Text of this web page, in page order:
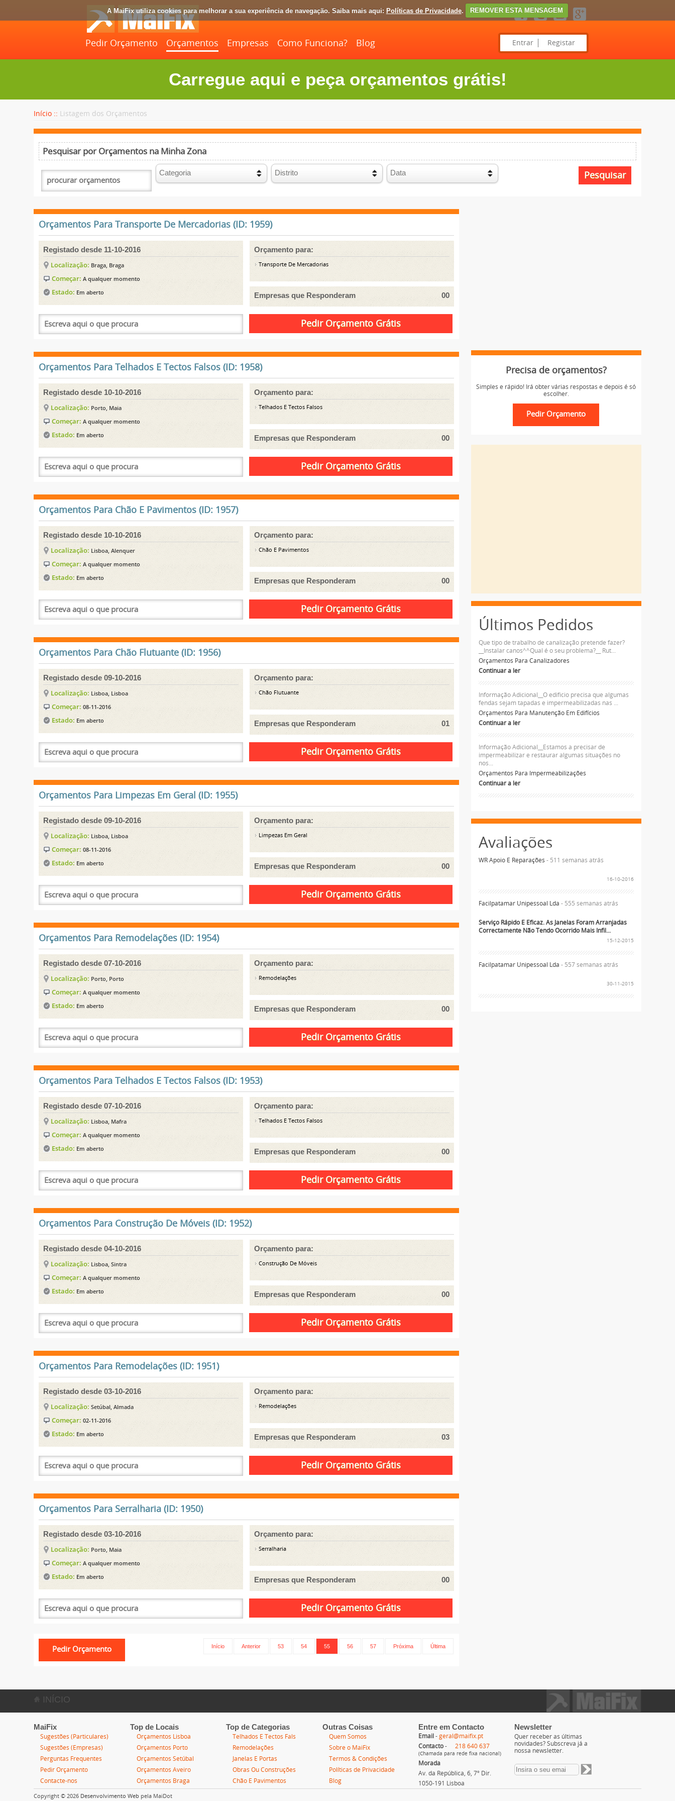
A MaiFix utiliza cookies para melhorar a sua experiência de navegação. Saiba mais aqui: Políticas de Privacidade. REMOVER ESTA MENSAGEM
Pedir Orçamento Orçamentos Empresas Como Funciona? Blog Entrar Registar
Carregue aqui e peça orçamentos grátis!
Início :: Listagem dos Orçamentos
Pesquisar por Orçamentos na Minha Zona
Orçamentos Para Transporte De Mercadorias (ID: 1959)
Registado desde 11-10-2016
Localização: Braga, Braga
Começar:A qualquer momento
Estado: Em aberto
Orçamento para:
Transporte De Mercadorias
Empresas que Responderam 00
Orçamentos Para Telhados E Tectos Falsos (ID: 1958)
Registado desde 10-10-2016
Localização: Porto, Maia
Começar:A qualquer momento
Estado: Em aberto
Orçamento para:
Telhados E Tectos Falsos
Empresas que Responderam 00
Orçamentos Para Chão E Pavimentos (ID: 1957)
Registado desde 10-10-2016
Localização: Lisboa, Alenquer
Começar:A qualquer momento
Estado: Em aberto
Orçamento para:
Chão E Pavimentos
Empresas que Responderam 00
Orçamentos Para Chão Flutuante (ID: 1956)
Registado desde 09-10-2016
Localização: Lisboa, Lisboa
Começar:08-11-2016
Estado: Em aberto
Orçamento para:
Chão Flutuante
Empresas que Responderam 01
Orçamentos Para Limpezas Em Geral (ID: 1955)
Registado desde 09-10-2016
Localização: Lisboa, Lisboa
Começar:08-11-2016
Estado: Em aberto
Orçamento para:
Limpezas Em Geral
Empresas que Responderam 00
Orçamentos Para Remodelações (ID: 1954)
Registado desde 07-10-2016
Localização: Porto, Porto
Começar:A qualquer momento
Estado: Em aberto
Orçamento para:
Remodelações
Empresas que Responderam 00
Orçamentos Para Telhados E Tectos Falsos (ID: 1953)
Registado desde 07-10-2016
Localização: Lisboa, Mafra
Começar:A qualquer momento
Estado: Em aberto
Orçamento para:
Telhados E Tectos Falsos
Empresas que Responderam 00
Orçamentos Para Construção De Móveis (ID: 1952)
Registado desde 04-10-2016
Localização: Lisboa, Sintra
Começar:A qualquer momento
Estado: Em aberto
Orçamento para:
Construção De Móveis
Empresas que Responderam 00
Orçamentos Para Remodelações (ID: 1951)
Registado desde 03-10-2016
Localização:Setúbal, Almada
Começar:02-11-2016
Estado: Em aberto
Orçamento para:
Remodelações
Empresas que Responderam 03
Orçamentos Para Serralharia (ID: 1950)
Registado desde 03-10-2016
Localização: Porto, Maia
Começar:A qualquer momento
Estado: Em aberto
Orçamento para:
Serralharia
Empresas que Responderam 00
Início Anterior 53 54 55 56 57 Próxima Última
Precisa de orçamentos?
Simples e rápido! Irá obter várias respostas e depois é só
escolher.
Últimos Pedidos
Que tipo de trabalho de canalização pretende fazer?
__Instalar canos^^Qual é o seu problema?__ Rut...
Orçamentos Para Canalizadores
Continuar a ler
Informação Adicional__O edificio precisa que algumas
fendas sejam tapadas e impermeabilizadas nas ...
Orçamentos Para Manutenção Em Edifícios
Continuar a ler
Informação Adicional__Estamos a precisar de
impermeabilizar e restaurar algumas situações no
nos...
Orçamentos Para Impermeabilizações
Continuar a ler
Avaliações
WR Apoio E Reparações - 511 semanas atrás
16-10-2016
Facilpatamar Unipessoal Lda - 555 semanas atrás
Serviço Rápido E Eficaz. As Janelas Foram Arranjadas
Correctamente Não Tendo Ocorrido Mais Infil...
15-12-2015
Facilpatamar Unipessoal Lda - 557 semanas atrás
30-11-2015
INÍCIO
MaiFix
Sugestões (Particulares)
Sugestões (Empresas)
Perguntas Frequentes
Pedir Orçamento
Contacte-nos
Top de Locais
Orçamentos Lisboa
Orçamentos Porto
Orçamentos Setúbal
Orçamentos Aveiro
Orçamentos Braga
Top de Categorias
Telhados E Tectos Fals
Remodelações
Janelas E Portas
Obras Ou Construções
Chão E Pavimentos
Outras Coisas
Quem Somos
Sobre o MaiFix
Termos & Condições
Políticas de Privacidade
Blog
Entre em Contacto
Email- geral@maifix.pt
Contacto- 218 640 637
(Chamada para rede fixa nacional)
Morada
Av. da República, 6, 7º Dir.
1050-191 Lisboa
Newsletter
Quer receber as últimas
novidades? Subscreva já a
nossa newsletter.
Copyright © 2026 Desenvolvimento Web pela MaiDot